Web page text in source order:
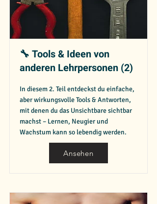
🔧 Tools & Ideen von
anderen Lehrpersonen (2)
In diesem 2. Teil entdeckst du einfache,
aber wirkungsvolle Tools & Antworten,
mit denen du das Unsichtbare sichtbar
machst – Lernen, Neugier und
Wachstum kann so lebendig werden.
Ansehen